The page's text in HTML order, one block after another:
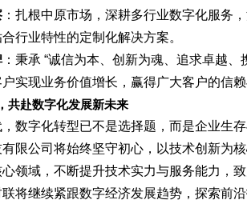
：扎根中原市场，深耕多行业数字化服务
行业特性的定制化解决方案。
：秉承 “诚信为本、创新为魂、追求卓越
实现业务价值增长，赢得广大客户的信
共赴数字化发展新未来
数字化转型已不是选择题，而是企业生
限公司将始终坚守初心，以技术创新为
领域，不断提升技术实力与服务能力，
将继续紧跟数字经济发展趋势，探索前